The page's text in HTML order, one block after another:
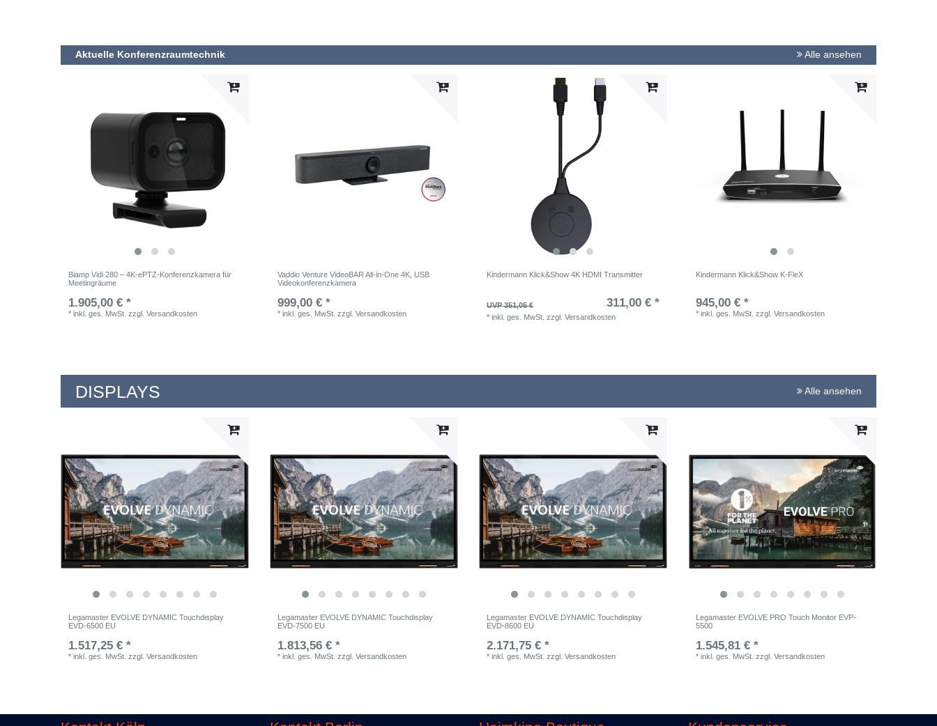
Aktuelle Konferenzraumtechnik Alle ansehen
Biamp Vidi 280 – 4K-ePTZ-Konferenzkamera für
Meetingräume
1.905,00 € *
*inkl. ges. MwSt. zzgl.Versandkosten
Vaddio Venture VideoBAR All-in-One 4K, USB
Videokonferenzkamera
999,00 € *
*inkl. ges. MwSt. zzgl.Versandkosten
Kindermann Klick&Show 4K HDMI Transmitter
UVP 351,05 € 311,00 € *
*inkl. ges. MwSt. zzgl.Versandkosten
Kindermann Klick&Show K-FleX
945,00 € *
*inkl. ges. MwSt. zzgl.Versandkosten
DISPLAYS Alle ansehen
Legamaster EVOLVE DYNAMIC Touchdisplay
EVD-6500 EU
1.517,25 € *
*inkl. ges. MwSt. zzgl.Versandkosten
Legamaster EVOLVE DYNAMIC Touchdisplay
EVD-7500 EU
1.813,56 € *
*inkl. ges. MwSt. zzgl.Versandkosten
Legamaster EVOLVE DYNAMIC Touchdisplay
EVD-8600 EU
2.171,75 € *
*inkl. ges. MwSt. zzgl.Versandkosten
Legamaster EVOLVE PRO Touch Monitor EVP-
5500
1.545,81 € *
*inkl. ges. MwSt. zzgl.Versandkosten